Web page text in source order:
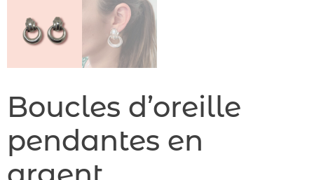
Boucles d’oreille
pendantes en